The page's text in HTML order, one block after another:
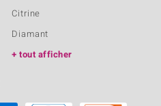
Citrine
Diamant
tout afficher